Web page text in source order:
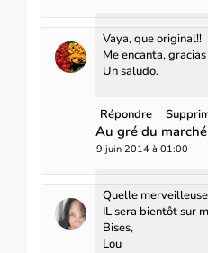
Vaya, que original!!
Me encanta,
Un saludo.
Répondre
Au gré du marché
9 juin 2014 à 01:00
Quelle
IL sera bientôt sur
Bises,
Lou